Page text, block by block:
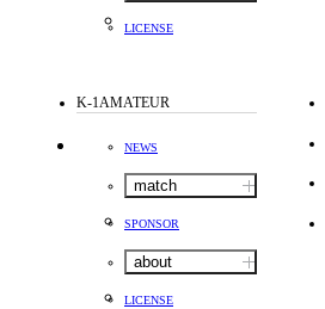
LICENSE
K-1AMATEUR
NEWS
match
SPONSOR
about
LICENSE